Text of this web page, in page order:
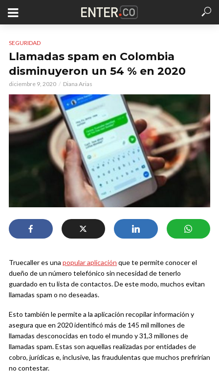
SEGURIDAD
Llamadas spam en Colombia
disminuyeron un 54 % en 2020
diciembre 9, 2020 Diana Arias
Truecaller es una popular aplicación que te permite conocer el
dueño de un número telefónico sin necesidad de tenerlo
guardado en tu lista de contactos. De este modo, muchos evitan
llamadas spam o no deseadas.
Esto también le permite a la aplicación recopilar información y
asegura que en 2020 identificó más de 145 mil millones de
llamadas desconocidas en todo el mundo y 31,3 millones de
llamadas spam. Estas son aquellas realizadas por entidades de
cobro, jurídicas e, inclusive, las fraudulentas que muchos prefirirían
no contestar.